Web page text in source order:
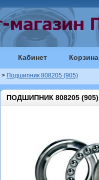
Кабинет Корзина
> Подшипник 808205 (905)
ПОДШИПНИК 808205 (905)